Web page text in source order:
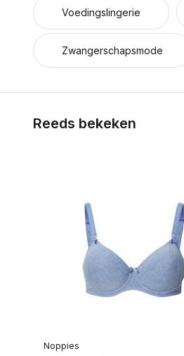
Voedingslingerie
Zwangerschapsmode
Reeds bekeken
Noppies